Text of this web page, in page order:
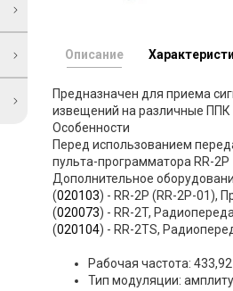
Описание
Предназначен для приема
извещений на различные ППК
Особенности
Перед использованием
пульта-программатора RR-2P
Дополнительное
(020103) - RR-2P (RR-2P-01),
(020073) - RR-2T,
(020104) - RR-2TS,
Рабочая частота:
Тип модуляции: